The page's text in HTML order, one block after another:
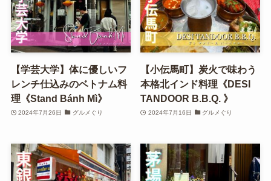
【学芸大学】体に優しいフ
レンチ仕込みのベトナム料
理《Stand Bánh Mì》
2024年7月26日 グルメぐり
【小伝馬町】炭火で味わう
本格北インド料理《DESI
TANDOOR B.B.Q. 》
2024年7月16日 グルメぐり